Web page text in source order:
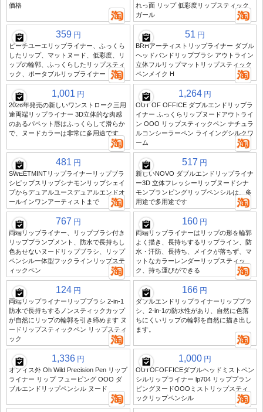
価格
れっ面 リップ 低彩度リップスティック
ガール
359 円
ピーチユーエリップライナー、ふっくら
したリップ、マットヌード、低彩度、リ
ップの輪郭、ふっくらしたリップスティ
ック、ポータブルリップライナー
51 円
BRHアーティストリップライナー ダブル
ヘッドバンドリップブラシ アウトライン
立体フルリップマットリップスティック
ペンメイク H
1,001 円
2026年発売の新しいワンストローク三用
途両端リップライナー 3D立体的な肉感
のあるパペット唇はふっくらして滑らか
で、ヌードカラーは非常に多用途です
1,264 円
OUT OF OFFICE ダブルエンドリップラ
イナー ふっくらリップヌードアウトライ
ン OOO リップスティックペン ナチュラ
ルコンシーラーペン ライイングシルクワ
ーム
481 円
SWEETMINTリップライナーリップブラ
シピップスリップシナモンリップシェイ
プからデュアルユースデュアルエンドオ
ールインワンアーティストまで
517 円
新しいNOVO ダブルエンドリップライナ
ー3D 立体フレッシーリップヌードシナ
モンプランピングリップペンシルは、多
用途で多用途です
767 円
両端リップライナー、リップブラシ付き
リッププランプメント、防水で長持ちし
色あせないヌードリップブラシ、リップ
ペンシル一体型フックラインリップステ
ィックペン
160 円
両端リップライナーはリップの形を輪郭
よく描き、長持ちするリップライン、防
水・汗防、長持ち、メイクが落ちず、マ
ットなカラーレンダーリップスティッ
ク、持ち運びができる
124 円
両端リップライナーリップブラシ 2-in-1
防水で長持ちするノンスティックカップ
が自然にリップの輪郭を引き締めます ヌ
ードリップスティックペン リップスティ
ック
166 円
ダブルエンドリップライナーリップブラ
シ、2-in-1の防水性があり、自然に色落
ちにくいリップの輪郭を自然に描き出し
ます。
1,336 円
オフィス外 Oh Wild Precision Pen リップ
ライナー リップ フューピング OOO ダ
ブルエンドリップペンシル ヌード
1,000 円
OUTOFOFFICEダブルヘッドミストペン
シルリップライナー lp704 リッププラン
ピングヌードOOOミストリップスティ
ックリップペンシル